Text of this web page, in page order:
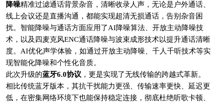
降噪精准过滤通话背景杂音，清晰收录人声，无论是户外通话、
线上会议还是直播沟通，都能实现超清无损通话，告别杂音困
扰。智能降噪与通话方面应用了AI降噪算法、开放主动降噪技
术，以及四麦克风ENC通话降噪与波束成形技术以提升通话清晰
度。AI优化声学体验，如通过开放主动降噪、千人千听技术等实
现智能化降噪和个性化音质。
此次升级的蓝牙6.0协议 ，更是实现了无线传输的跨越式革新。
相比传统蓝牙版本，其抗干扰能力更强、传输速率更快、延迟更
低，在密集网络环境下也能保持稳定连接，彻底杜绝听歌卡顿、